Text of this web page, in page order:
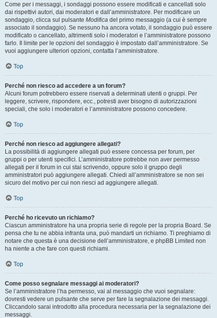
Come per i messaggi, i sondaggi possono essere modificati e cancellati solo
dai rispettivi autori, dai moderatori e dall’amministratore. Per modificare un
sondaggio, clicca sul pulsante Modifica del primo messaggio (a cui è sempre
associato il sondaggio). Se nessuno ha ancora votato, il sondaggio può essere
modificato o cancellato, altrimenti solo i moderatori e l’amministratore possono
farlo. Il limite per le opzioni del sondaggio è impostato dall’amministratore. Se
vuoi aggiungere ulteriori opzioni, contatta l’amministratore.
Top
Perché non riesco ad accedere a un forum?
Alcuni forum potrebbero essere riservati a determinati utenti o gruppi. Per
leggere, scrivere, rispondere, ecc., potresti aver bisogno di autorizzazioni
speciali, che solo i moderatori e l’amministratore possono concedere.
Top
Perché non riesco ad aggiungere allegati?
La possibilità di aggiungere allegati può essere concessa per forum, per
gruppi o per utenti specifici. L’amministratore potrebbe non aver permesso
allegati per il forum in cui stai scrivendo, oppure solo il gruppo degli
amministratori può aggiungere allegati. Chiedi all’amministratore se non sei
sicuro del motivo per cui non riesci ad aggiungere allegati.
Top
Perché ho ricevuto un richiamo?
Ciascun amministratore ha una propria serie di regole per la propria Board. Se
pensa che tu ne abbia infranta una, può mandarti un richiamo. Ti preghiamo di
notare che questa è una decisione dell’amministratore, e phpBB Limited non
ha niente a che fare con questi richiami.
Top
Come posso segnalare messaggi ai moderatori?
Se l’amministratore l’ha permesso, vai al messaggio che vuoi segnalare:
dovresti vedere un pulsante che serve per fare la segnalazione dei messaggi.
Cliccandolo sarai introdotto alla procedura necessaria per la segnalazione dei
messaggi.